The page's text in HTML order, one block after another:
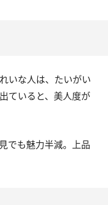
いな人は、たいがい
ていると、美人度が
でも魅力半減。上品